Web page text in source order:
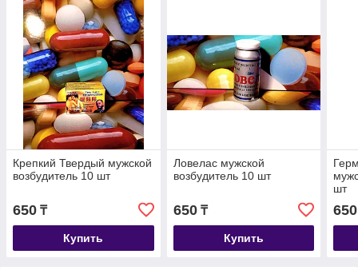
Крепкий Твердый мужской
возбудитель 10 шт
650 ₸
Купить
Ловелас мужской
возбудитель 10 шт
650₸
Купить
шт
650